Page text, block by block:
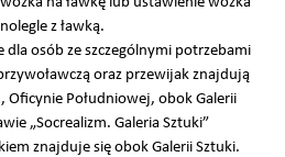
z ławką.
osób ze szczególnymi potrzebami
oraz przewijak znajdują
Oficynie Południowej, obok Galerii
„Socrealizm. Galeria Sztuki”
znajduje się obok Galerii Sztuki.